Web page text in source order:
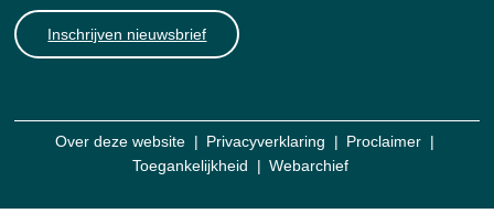
Inschrijven nieuwsbrief
Over deze website Privacyverklaring
Proclaimer
Toegankelijkheid
Webarchief